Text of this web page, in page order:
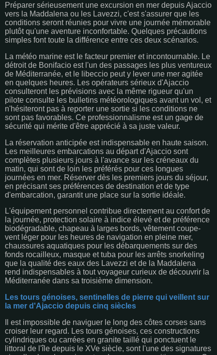
Préparer sérieusement une excursion en mer depuis Ajaccio
vers la Maddalena ou les Lavezzi, c'est s'assurer que les
conditions seront réunies pour vivre une journée mémorable
plutôt qu'une aventure inconfortable. Quelques précautions
simples font toute la différence entre ces deux scénarios.
La météo marine est le facteur premier et incontournable. Le
détroit de Bonifacio est l'un des passages les plus ventureux
de Méditerranée, et le libeccio peut y lever une mer agitée
en quelques heures. Les opérateurs sérieux d'Ajaccio
consulteront les prévisions avec la même rigueur qu'un
pilote consulte les bulletins météorologiques avant un vol, et
n'hésiteront pas à reporter une sortie si les conditions ne
sont pas favorables. Ce professionnalisme est un gage de
sécurité qui mérite d'être apprécié à sa juste valeur.
La réservation anticipée est indispensable en haute saison.
Les meilleures embarcations au départ d'Ajaccio sont
complètes plusieurs jours à l'avance sur les créneaux du
matin, qui sont de loin les préférés pour ces longues
journées en mer. Réserver dès les premiers jours du séjour,
en précisant ses préférences de destination et de type
d'embarcation, garantit une place sur la sortie idéale.
L'équipement personnel contribue directement au confort de
la journée, protection solaire à indice élevé et de préférence
biodégradable, chapeau à larges bords, vêtement coupe-
vent léger pour les heures de navigation en pleine mer,
chaussures aquatiques pour les débarquements sur des
fonds rocailleux, masque et tuba pour les arrêts snorkeling
que la qualité des eaux des Lavezzi et de la Maddalena
rend indispensables à tout voyageur curieux de découvrir la
Méditerranée dans sa troisième dimension.
Les tours génoises, sentinelles de pierre qui veillent sur
la mer d'Ajaccio depuis cinq siècles
Il est impossible de naviguer le long des côtes corses sans
croiser leur regard. Les tours génoises, ces constructions
cylindriques ou carrées en granite taillé qui ponctuent le
littoral de l'île depuis le XVe siècle, sont l'une des signatures